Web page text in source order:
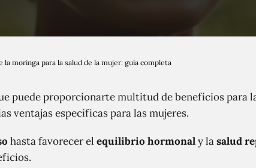
la moringa para la salud de la mujer: guía completa
puede proporcionarte multitud de beneficios para
ventajas específicas para las mujeres.
hasta favorecer el equilibrio hormonaly lasalud